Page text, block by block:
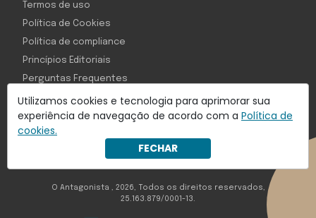
Utilizamos cookies e tecnologia para aprimorar sua
experiência de navegação de acordo com a Política de
cookies.
FECHAR
Com inteligência e tecnologia:
Object1ve - Marketing Solution
Termos de uso
Política de Cookies
Política de compliance
Princípios Editoriais
Perguntas Frequentes
O Antagonista , 2026, Todos os direitos reservados,
25.163.879/0001-13.